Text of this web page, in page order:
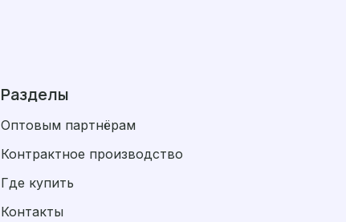
Разделы
Оптовым партнёрам
Контрактное производство
Где купить
Контакты